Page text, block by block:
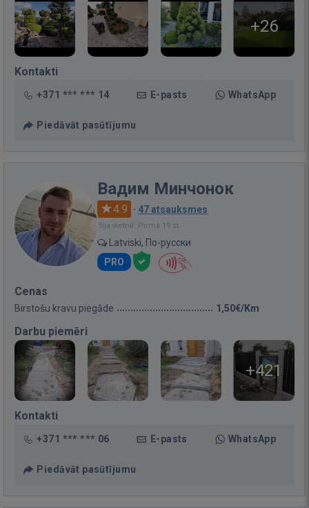
+26
Kontakti
+371 *** *** 14 E-pasts WhatsApp
Piedāvāt pasūtījumu
Вадим Минчонок
4.9 · 47 atsauksmes
Bija vietnē: Pirms 19 st.
Latviski, По-русски
PRO
Cenas
Birstošu kravu piegāde 1,50€/Km
Darbu piemēri
+421
Kontakti
+371 *** *** 06 E-pasts WhatsApp
Piedāvāt pasūtījumu